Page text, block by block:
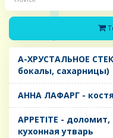
A-ХРУСТАЛЬНОЕ
бокалы, сахарницы)
AHHA ЛАФАРГ -
APPETITE -
кухонная утварь